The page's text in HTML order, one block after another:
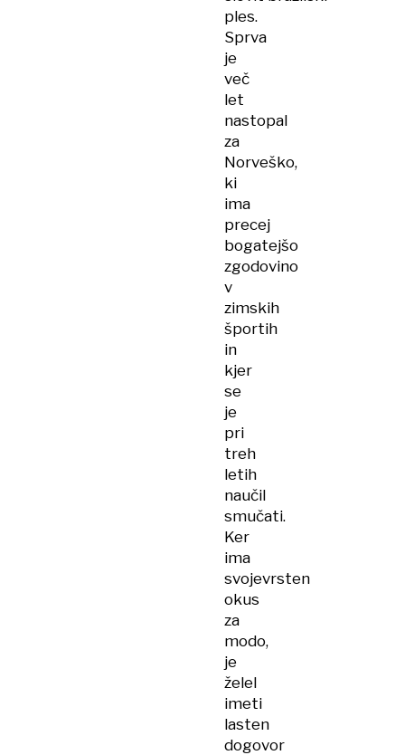
ples.
Sprva
je
več
let
nastopal
za
Norveško,
ki
ima
precej
bogatejšo
zgodovino
v
zimskih
športih
in
kjer
se
je
pri
treh
letih
naučil
smučati.
Ker
ima
svojevrsten
okus
za
modo,
je
želel
imeti
lasten
dogovor